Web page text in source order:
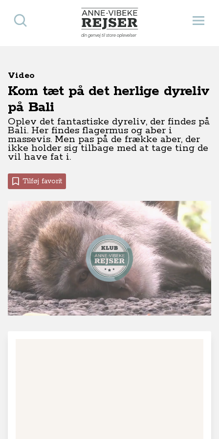
Anne-Vibeke Rejser
din genvej til store oplevelser
Åbn
Søg
Video
Kom tæt på det herlige dyreliv
på Bali
Oplev det fantastiske dyreliv, der findes på
Bali. Her findes flagermus og aber i
massevis. Men pas på de frække aber, der
ikke holder sig tilbage med at tage ting de
vil have fat i.
Tilføj favorit